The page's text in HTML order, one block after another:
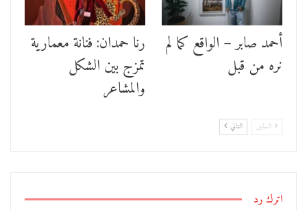
أحمد صابر – الواقع كما لم
نره من قبل
رنا حمدان: فنانة معمارية
تمزج بين الشكل
والمشاعر
السابق التالي
اترك رد